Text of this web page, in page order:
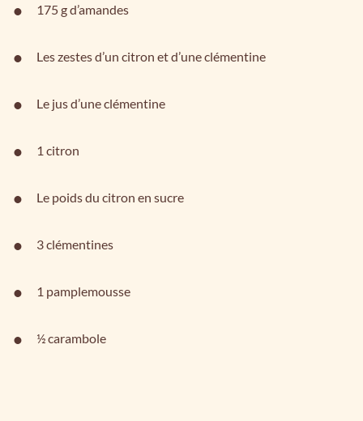
175 g d’amandes
Les zestes d’un citron et d’une clémentine
Le jus d’une clémentine
1 citron
Le poids du citron en sucre
3 clémentines
1 pamplemousse
½ carambole